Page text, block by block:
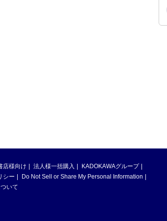
店様向け 法人様一括購入
KADOKAWAグループ
シー
Do Not Sell or Share My Personal Information
いて